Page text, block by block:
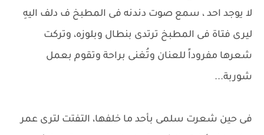
لا يوجد احد ، سمع صوت دندنه فى المطبخ ف دلف اليهِ
ليرى فتاة فى المطبخ ترتدى بنطال وبلوزه، وتركت
شعرها مفروداً للعنان وتُغنى براحة وتقوم بعمل
شوربة...
فى حين شعرت سلمى بأحد ما خلفها، التفتت لترى عمر